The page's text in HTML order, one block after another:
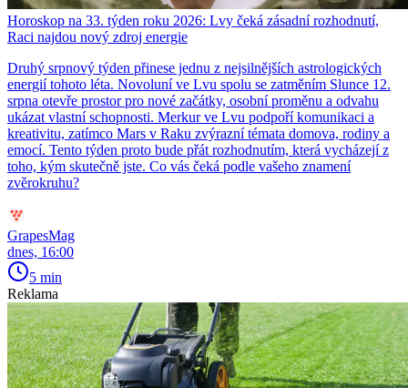
Horoskop na 33. týden roku 2026: Lvy čeká zásadní rozhodnutí,
Raci najdou nový zdroj energie
Druhý srpnový týden přinese jednu z nejsilnějších astrologických
energií tohoto léta. Novoluní ve Lvu spolu se zatměním Slunce 12.
srpna otevře prostor pro nové začátky, osobní proměnu a odvahu
ukázat vlastní schopnosti. Merkur ve Lvu podpoří komunikaci a
kreativitu, zatímco Mars v Raku zvýrazní témata domova, rodiny a
emocí. Tento týden proto bude přát rozhodnutím, která vycházejí z
toho, kým skutečně jste. Co vás čeká podle vašeho znamení
zvěrokruhu?
GrapesMag
dnes, 16:00
5 min
Reklama